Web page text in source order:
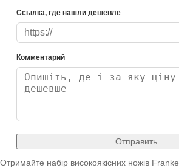
Ссылка, где нашли дешевле
Комментарий
Отправить
Отримайте набір високоякісних ножів Franke